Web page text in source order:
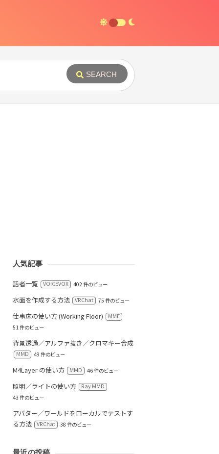
SEARCH
人気記事
話者一覧 VOICEVOX 402 件のビュー
水面を作成する方法 VRChat 75 件のビュー
仕事床の使い方 (Working Floor)
MME
51 件のビュー
背景透過／アルファ抜き／クロマキー合成
MMD 49 件のビュー
M4Layer の使い方 MMD 46 件のビュー
照明／ライトの使い方
Ray MMD
43 件のビュー
アバター／ワールドをローカルでテストす
る方法
VRChat 38 件のビュー
最近の投稿